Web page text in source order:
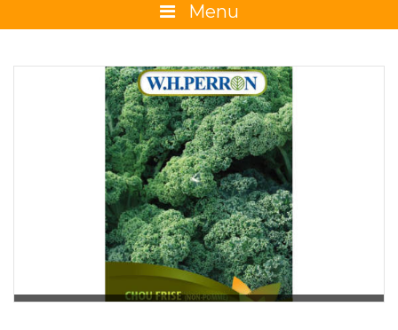
Menu
La boutique
Promotions et évènements
Conseils
Glossaire
Calendrier horticole
Emplois
Service à la clientèle